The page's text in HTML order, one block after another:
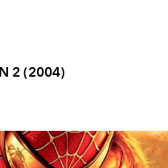
2 (2004)